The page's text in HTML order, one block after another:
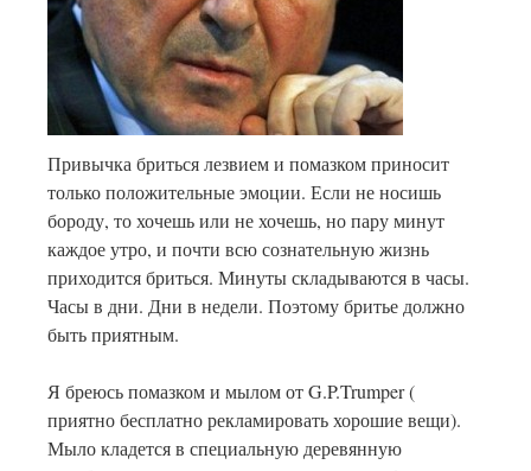
Привычка бриться лезвием и помазком приносит
только положительные эмоции. Если не носишь
бороду, то хочешь или не хочешь, но пару минут
каждое утро, и почти всю сознательную жизнь
приходится бриться. Минуты складываются в часы.
Часы в дни. Дни в недели. Поэтому бритье должно
быть приятным.
Я бреюсь помазком и мылом от G.P.Trumper (
приятно бесплатно рекламировать хорошие вещи).
Мыло кладется в специальную деревянную